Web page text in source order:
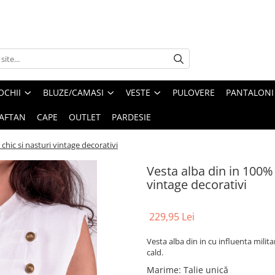
BLUZE/CAMASI VESTE PULOVERE PANTALONI
CAPE OUTLET PARDESIE
si nasturi vintage decorativi
Vesta alba din in
vintage decorativi
229,95 Lei
Vesta alba din in cu influenta
cald.
Marime: Talie unică